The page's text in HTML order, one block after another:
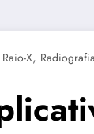
X, Radiografia